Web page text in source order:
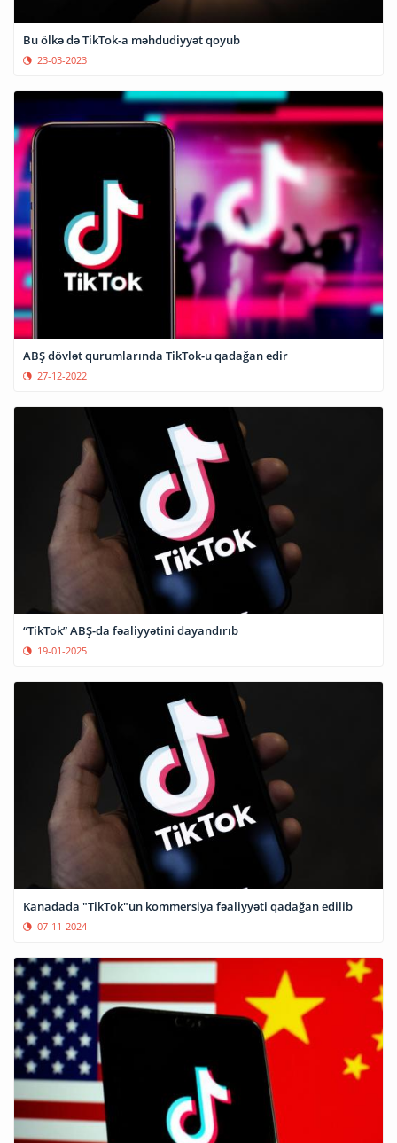
Bu ölkə də TikTok-a məhdudiyyət qoyub
23-03-2023
ABŞ dövlət qurumlarında TikTok-u qadağan edir
27-12-2022
“TikTok” ABŞ-da fəaliyyətini dayandırıb
19-01-2025
Kanadada "TikTok"un kommersiya fəaliyyəti qadağan edilib
07-11-2024